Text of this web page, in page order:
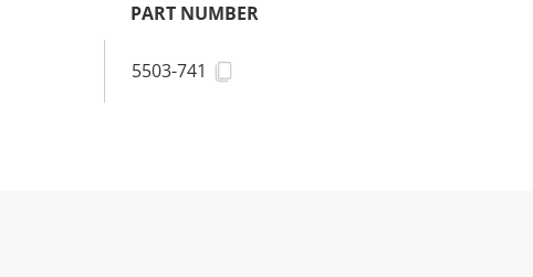
PART NUMBER
5503-741